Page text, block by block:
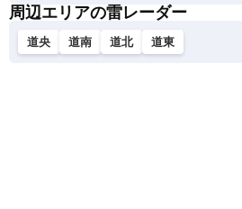
周辺エリアの雷レーダー
道央 道南 道北 道東